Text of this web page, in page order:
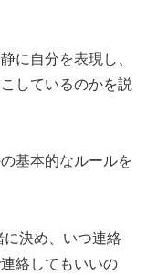
に自分を表現し、
しているのかを説
基本的なルールを
に決め、いつ連絡
絡してもいいの